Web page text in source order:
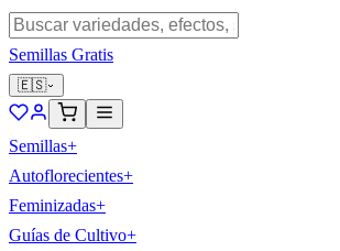
Semillas Gratis
🇪🇸
Semillas+
Autoflorecientes+
Feminizadas+
Guías de Cultivo+